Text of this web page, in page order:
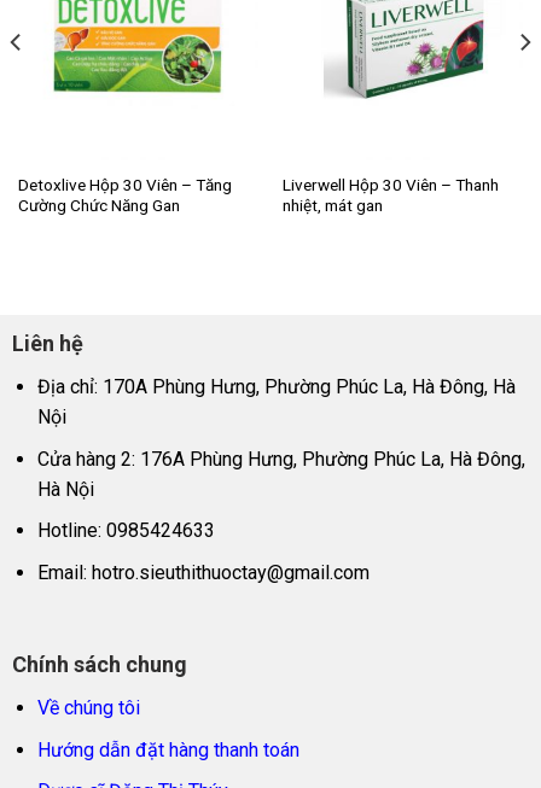
Detoxlive Hộp 30 Viên – Tăng
Cường Chức Năng Gan
Liverwell Hộp 30 Viên – Thanh
nhiệt, mát gan
Liên hệ
Địa chỉ: 170A Phùng Hưng, Phường Phúc La, Hà Đông, Hà
Nội
Cửa hàng 2: 176A Phùng Hưng, Phường Phúc La, Hà Đông,
Hà Nội
Hotline: 0985424633
Email: hotro.sieuthithuoctay@gmail.com
Chính sách chung
Về chúng tôi
Hướng dẫn đặt hàng thanh toán